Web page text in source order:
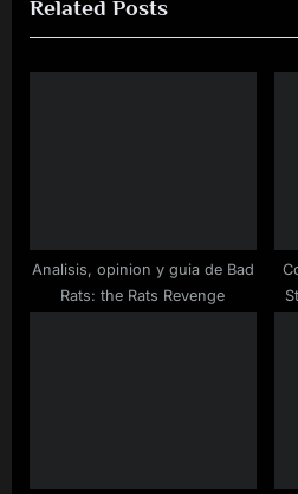
o
u
s
t
P
o
Related Posts
Analisis, opinion y guia de Bad
Rats: the Rats Revenge